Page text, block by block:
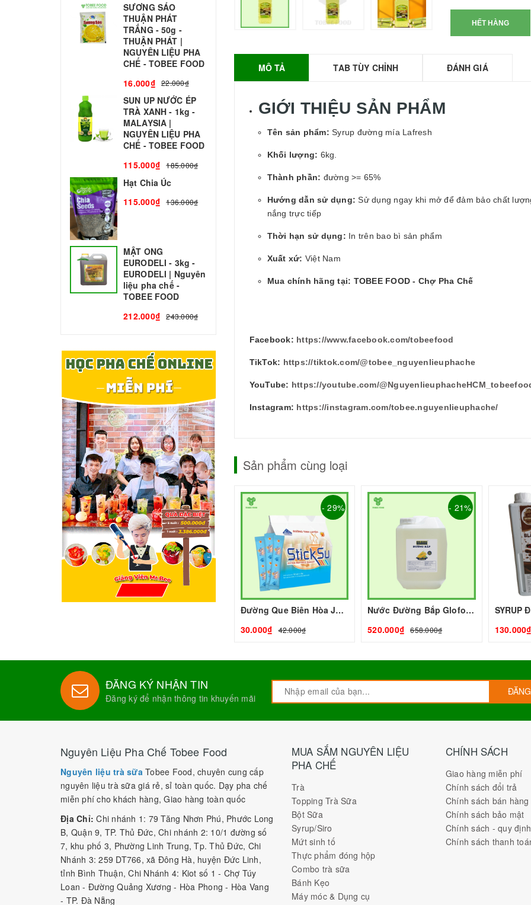
HẾT HÀNG
MÔ TẢ TAB TÙY CHỈNH ĐÁNH GIÁ
GIỚI THIỆU SẢN PHẨM
Tên sản phẩm: Syrup đường mía Lafresh
Khối lượng: 6kg.
Thành phần: đường >= 65%
Hướng dẫn sử dụng:Sử dụng ngay khi mở để đảm bảo chất
nắng trực tiếp
Thời hạn sử dụng: In trên bao bì sản phẩm
Xuất xứ: Việt Nam
Mua chính hãng tại: TOBEE FOOD - Chợ Pha Chế
Facebook: https://www.facebook.com/tobeefood
TikTok: https://tiktok.com/@tobee_nguyenlieuphache
YouTube: https://youtube.com/
Instagram: https://instagram.com/tobee.nguyenlieuphache/
Sản phẩm cùng loại
- 29%
Đường Que Biên Hòa JSticksu - BIÊN HÒA I Nguyên Liệu Pha Chế - Tobee Food
30.000₫
42.000₫
- 21%
Nước Đường Bắp Glofood 25kg | Nguyên Liệu Pha Chế Giá Sỉ Tp.HCM - Tobee Food
520.000₫
658.000₫
130.000₫
SƯƠNG SÁO
THUẬN PHÁT
TRẮNG - 50g -
THUẬN PHÁT |
NGUYÊN LIỆU PHA
CHẾ - TOBEE FOOD
16.000₫ 22.000₫
SUN UP NƯỚC ÉP
TRÀ XANH - 1kg -
MALAYSIA |
NGUYÊN LIỆU PHA
CHẾ - TOBEE FOOD
115.000₫
185.000₫
Hạt Chia Úc
115.000₫
136.000₫
MẬT ONG
EURODELI - 3kg -
EURODELI | Nguyên
liệu pha chế -
TOBEE FOOD
212.000₫
243.000₫
BỘT SỮA TOBEE
THANH VỊ - 300g -
TOBEE FOOD | Bột
TOBEE FOOD
30.000₫
BIỆT 50G - ROYAL I
NGUYÊN LIỆU PHA
ĐĂNG KÝ NHẬN TIN
Đăng ký để nhận thông tin khuyến mãi
Nguyên Liệu Pha Chế Tobee Food
Nguyên liệu trà sữa Tobee Food, chuyên cung cấp
nguyên liệu trà sữa giá rẻ, sỉ toàn quốc. Dạy pha chế
miễn phí cho khách hàng, Giao hàng toàn quốc
Địa Chỉ: Chi nhánh 1: 79 Tăng Nhơn Phú, Phước Long
B, Quận 9, TP. Thủ Đức, Chi nhánh 2: 10/1 đường số
7, khu phố 3, Phường Linh Trung, Tp. Thủ Đức, Chi
Nhánh 3: 259 DT766, xã Đông Hà, huyện Đức Linh,
tỉnh Bình Thuận, Chi Nhánh 4: Kiot số 1 - Chợ Túy
Loan - Đường Quảng Xương - Hòa Phong - Hòa Vang
- TP. Đà Nẵng
MUA SẮM NGUYÊN LIỆU
PHA CHẾ
Trà
Topping Trà Sữa
Bột Sữa
Syrup/Siro
Mứt sinh tố
Thực phẩm đóng hộp
Combo trà sữa
Bánh Kẹo
Máy móc & Dụng cụ
CHÍNH SÁCH
Giao hàng miễn phí
Chính sách đổi trả
Chính sách bán hàng
Chính sách bảo mật
Chính sách - quy
Chính sách thanh